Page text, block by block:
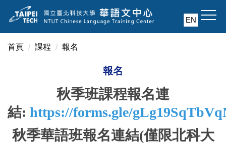
到
主
要
EN
首頁 課程 報名
報名
秋季班課程報名連
結: https://forms.gle/
秋季華語班報名連結(僅限北科大